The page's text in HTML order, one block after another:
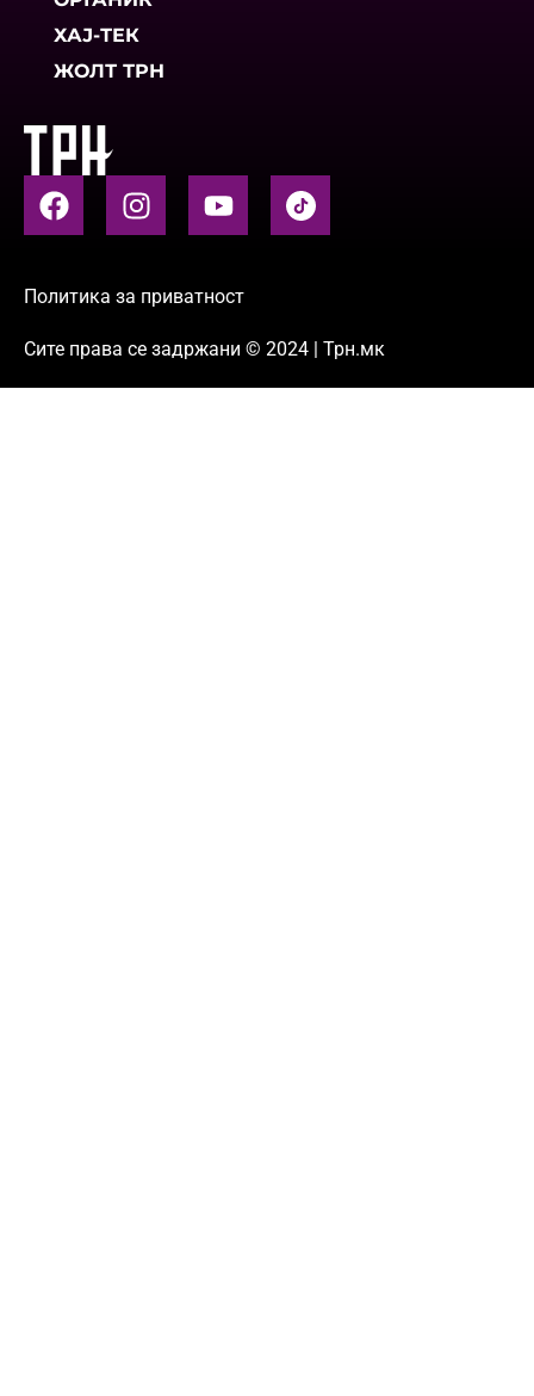
ХАЈ-ТЕК
ЖОЛТ ТРН
Политика за приватност
Сите права се задржани © 2024 | Трн.мк